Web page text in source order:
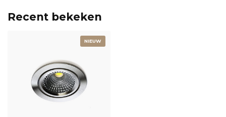
Recent bekeken
NIEUW